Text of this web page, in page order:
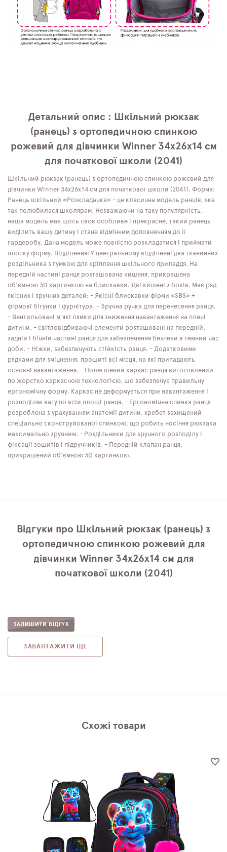
Детальний опис : Шкільний рюкзак
(ранець) з ортопедичною спинкою
рожевий для дівчинки Winner 34х26х14 см
для початкової школи (2041)
Шкільний рюкзак (ранець) з ортопедичною спинкою рожевий для
дівчинки Winner 34х26х14 см для початкової школи (2041). Форма:
Ранець шкільний «Розкладачка» - це класична модель ранців, яка
так полюбилася школярам. Незважаючи на таку популярність,
наша модель має щось своє особливе і прекрасне, такий ранець
виділить вашу дитину і стане відмінним доповненням до її
гардеробу. Дана модель може повністю розкладатися і приймати
плоску форму. Відділення: У центральному відділенні два тканинних
роздільника з гумкою для кріплення шкільного приладдя. На
передній частині ранця розташована кишеня, прикрашена
об'ємною 3D картинкою на блискавки. Дві кишені з боків. Має ряд
якісних і зручних деталей: - Якісні блискавки фірми «SBS» +
фірмові бігунки і фурнітура. - Зручна ручка для перенесення ранця.
- Вентильовані м'які лямки для зниження навантаження на плечі
дитини. - світловідбиваючі елементи розташовані на передній,
задній і бічній частині ранця для забезпечення безпеки в темний час
доби. - Ніжки, забезпечують стійкість ранця. - Додатковими
рядками для зміцнення, прошиті всі місця, на які припадають
основні навантаження. - Полегшений каркас ранця виготовлений
по жорстко каркасною технологією, що забезпечує правильну
ергономічну форму. Каркас не деформується при навантаження і
розподіляє вагу по всій площі ранця. - Ергономічна спинка ранця
розроблена з урахуванням анатомії дитини, хребет захищений
спеціально сконструйованої спинкою, що робить носіння рюкзака
максимально зручним. - Роздільники для зручного розподілу і
фіксації зошитів і підручників. - Передній клапан ранця,
прикрашений об'ємною 3D картинкою.
Відгуки про Шкільний рюкзак (ранець) з
ортопедичною спинкою рожевий для
дівчинки Winner 34х26х14 см для
початкової школи (2041)
ЗАЛИШИТИ ВІДГУК
ЗАВАНТАЖИТИ ЩЕ
Схожі товари